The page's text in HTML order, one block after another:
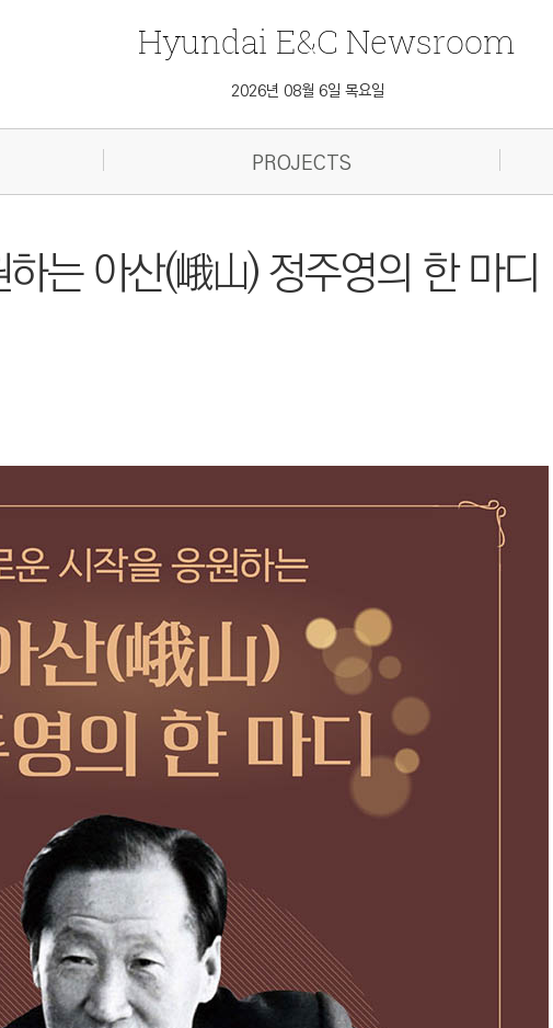
Hyundai E&C Newsroom
2026년 08월 6일 목요일
PROJECTS
는 아산(峨山) 정주영의 한 마디